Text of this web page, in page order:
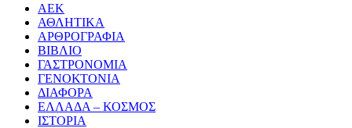
ΑΕΚ
ΑΘΛΗΤΙΚΑ
ΑΡΘΡΟΓΡΑΦΙΑ
ΒΙΒΛΙΟ
ΓΑΣΤΡΟΝΟΜΙΑ
ΓΕΝΟΚΤΟΝΙΑ
ΔΙΑΦΟΡΑ
ΕΛΛΑΔΑ – ΚΟΣΜΟΣ
ΙΣΤΟΡΙΑ